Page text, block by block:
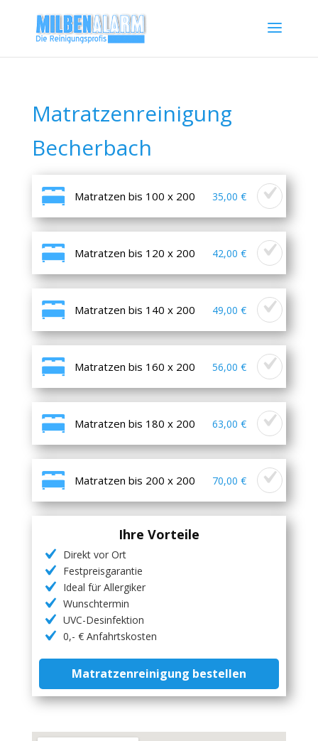
Matratzenreinigung
Becherbach
Matratzen bis 100 x 200 35,00 €
Matratzen bis 120 x 200 42,00 €
Matratzen bis 140 x 200 49,00 €
Matratzen bis 160 x 200 56,00 €
Matratzen bis 180 x 200 63,00 €
Matratzen bis 200 x 200 70,00 €
Ihre Vorteile
Direkt vor Ort
Festpreisgarantie
Ideal für Allergiker
Wunschtermin
UVC-Desinfektion
0,- € Anfahrtskosten
Matratzenreinigung bestellen